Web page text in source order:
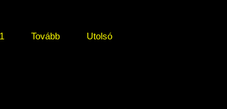
Tovább Utolsó